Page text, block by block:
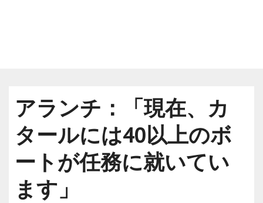
アランチ：「現在、カ
タールには40以上のボ
ートが任務に就いてい
ます」